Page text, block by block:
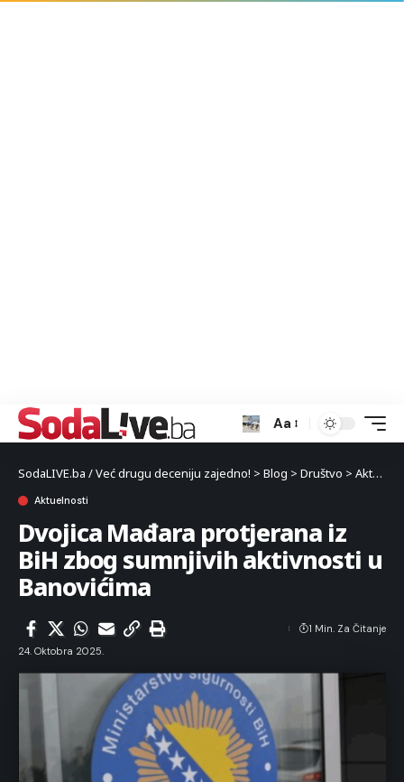
Aa
SodaLIVE.ba / Već drugu deceniju zajedno! > Blog > Društvo > Aktuelnosti
Aktuelnosti
Dvojica Mađara protjerana iz
BiH zbog sumnjivih aktivnosti u
Banovićima
24. Oktobra 2025.
1 Min. Za Čitanje